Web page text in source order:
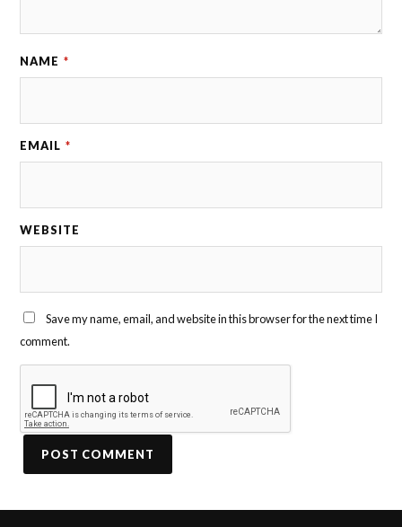
NAME *
EMAIL *
WEBSITE
Save my name, email, and website in this browser for the next time I
comment.